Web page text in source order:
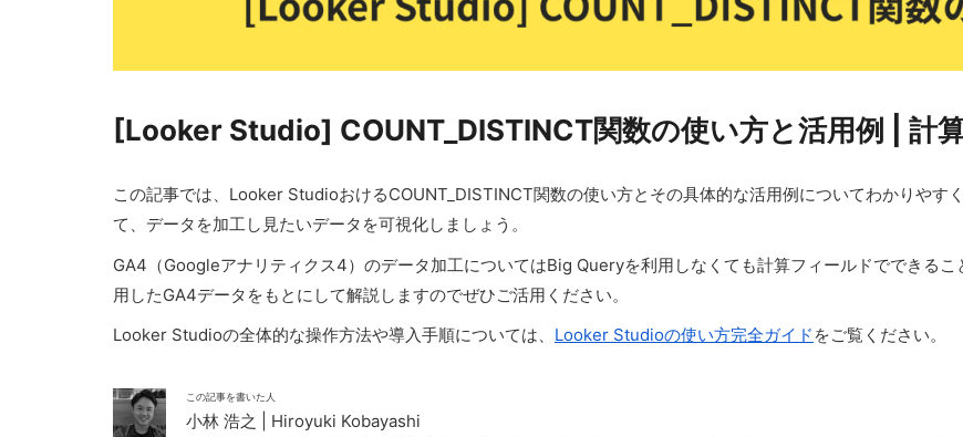
[Looker Studio] COUNT_DISTINCT関数の使い方と活用例 | 計
この記事では、Looker StudioおけるCOUNT_DISTINCT関数の使い方とその具体的な活用例についてわかりや
て、データを加工し見たいデータを可視化しましょう。
GA4（Googleアナリティクス4）のデータ加工についてはBig Queryを利用しなくても計算フィールドでできる
用したGA4データをもとにして解説しますのでぜひご活用ください。
Looker Studioの全体的な操作方法や導入手順については、 Looker Studioの使い方完全ガイド をご覧ください。
この記事を書いた人
小林 浩之 | Hiroyuki Kobayashi